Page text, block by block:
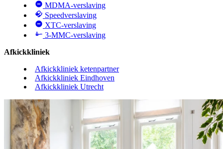
MDMA-verslaving
Speedverslaving
XTC-verslaving
3-MMC-verslaving
Afkickkliniek
Afkickkliniek ketenpartner
Afkickkliniek Eindhoven
Afkickkliniek Utrecht